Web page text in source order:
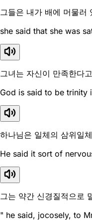
그들은 내가 배에 머물러
she said that she was
그녀는 자신이 만족한다
God is said to be trinity
하나님은 일체의 삼위일
He said it sort of
그는 약간 신경질적으로
" he said, jocosely, to